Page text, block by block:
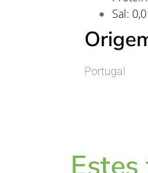
Sal:
Portugal